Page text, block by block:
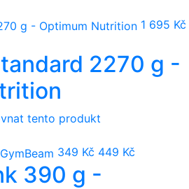
1 695 Kč
2270 g -
tento produkt
349 Kč 449 Kč
390 g -